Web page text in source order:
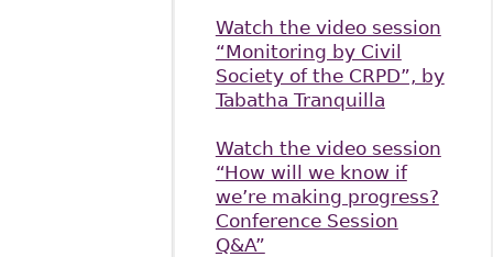
Watch the video session
“Monitoring by Civil
Society of the CRPD”, by
Tabatha Tranquilla
Watch the video session
“How will we know if
we’re making progress?
Conference Session
Q&A”